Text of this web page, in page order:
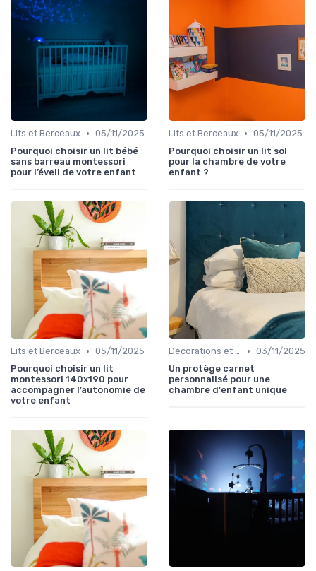
Lits et Berceaux • 05/11/2025
Pourquoi choisir un lit bébé
sans barreau montessori
pour l’éveil de votre enfant
Lits et Berceaux • 05/11/2025
Pourquoi choisir un lit sol
pour la chambre de votre
enfant ?
Lits et Berceaux • 05/11/2025
Pourquoi choisir un lit
montessori 140x190 pour
accompagner l’autonomie de
votre enfant
Décorations et Accessoires de Chambre • 03/11/2025
Un protège carnet
personnalisé pour une
chambre d'enfant unique